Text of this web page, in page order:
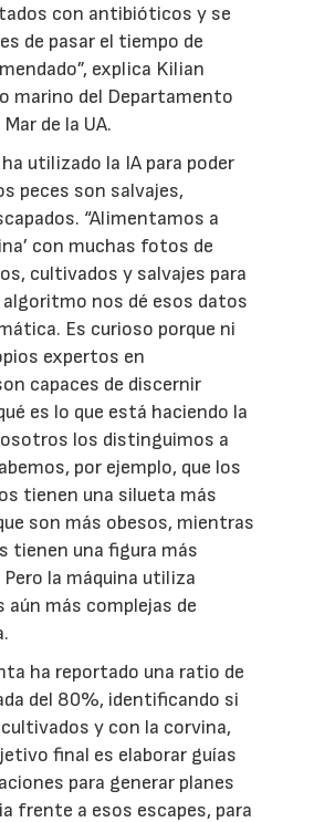
con antibióticos y se
de pasar el tiempo de
explica Kilian
marino del Departamento
de la UA.
utilizado la IA para poder
peces son salvajes,
“Alimentamos a
con muchas fotos de
cultivados y salvajes para
algoritmo nos dé esos datos
Es curioso porque ni
expertos en
capaces de discernir
es lo que está haciendo la
los distinguimos a
por ejemplo, que los
tienen una silueta más
son más obesos, mientras
tienen una figura más
la máquina utiliza
aún más complejas de
ha reportado una ratio de
del 80%, identificando si
y con la corvina,
final es elaborar guías
para generar planes
frente a esos escapes, para